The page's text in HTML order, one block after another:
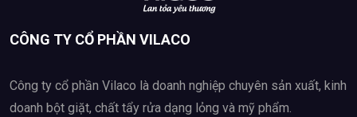
CÔNG TY CỔ PHẦN VILACO
Công ty cổ phần Vilaco là doanh nghiệp chuyên sản xuất, kinh
doanh bột giặt, chất tẩy rửa dạng lỏng và mỹ phẩm.